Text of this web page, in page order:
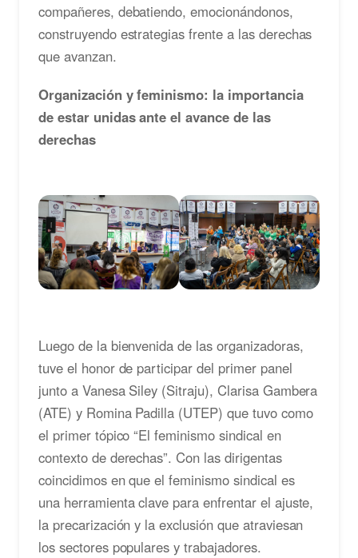
compañeres, debatiendo, emocionándonos,
construyendo estrategias frente a las derechas
que avanzan.
Organización y feminismo: la importancia
de estar unidas ante el avance de las
derechas
Luego de la bienvenida de las organizadoras,
tuve el honor de participar del primer panel
junto a Vanesa Siley (Sitraju), Clarisa Gambera
(ATE) y Romina Padilla (UTEP) que tuvo como
el primer tópico “El feminismo sindical en
contexto de derechas”. Con las dirigentas
coincidimos en que el feminismo sindical es
una herramienta clave para enfrentar el ajuste,
la precarización y la exclusión que atraviesan
los sectores populares y trabajadores.